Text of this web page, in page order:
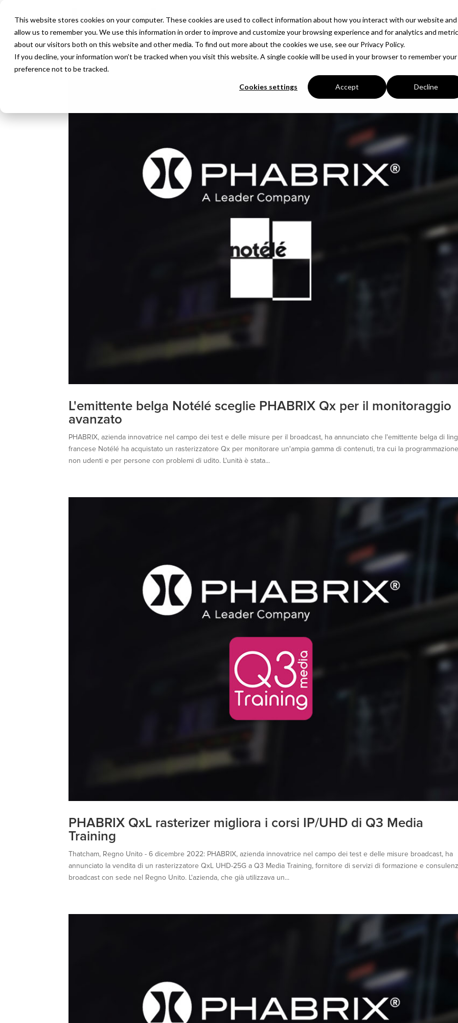
This website stores cookies on your computer. These cookies are used to collect information about how you interact with our website and
allow us to remember you. We use this information in order to improve and customize your browsing experience and for analytics and
about our visitors both on this website and other media. To find out more about the cookies we use, see our Privacy Policy.
If you decline, your information won’t be tracked when you visit this website. A single cookie will be used in your browser to remember your
preference not to be tracked.
Cookies settings Accept Decline
Prodotti Soluzioni Azienda Approfondimenti
L'emittente belga Notélé sceglie PHABRIX Qx per il monitoraggio
avanzato
PHABRIX, azienda innovatrice nel campo dei test e delle misure per il broadcast, ha annunciato che l'emittente belga di
francese Notélé ha acquistato un rasterizzatore Qx per monitorare un'ampia gamma di contenuti, tra cui la
non udenti e per persone con problemi di udito. L'unità è stata...
PHABRIX QxL rasterizer migliora i corsi IP/UHD di Q3 Media
Training
Thatcham, Regno Unito - 6 dicembre 2022: PHABRIX, azienda innovatrice nel campo dei test e delle misure broadcast, ha
annunciato la vendita di un rasterizzatore QxL UHD-25G a Q3 Media Training, fornitore di servizi di formazione e
broadcast con sede nel Regno Unito. L'azienda, che già utilizzava un...